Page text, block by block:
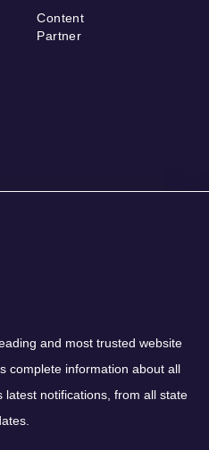
Content
Partner
and most trusted website
complete information about all
latest notifications, from all state